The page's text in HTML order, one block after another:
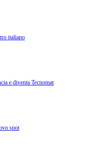
italiano
e diventa Tecnomat
spot